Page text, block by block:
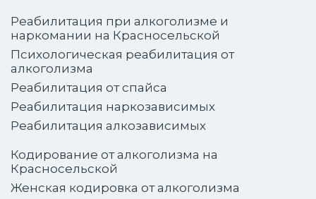
Реабилитация при алкоголизме и
наркомании на Красносельской
Психологическая реабилитация от
алкоголизма
Реабилитация от спайса
Реабилитация наркозависимых
Реабилитация алкозависимых
Кодирование от алкоголизма на
Красносельской
Женская кодировка от алкоголизма